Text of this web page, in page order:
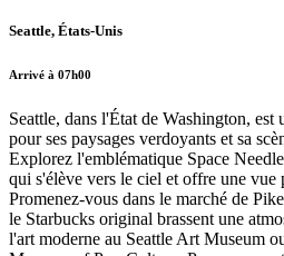
Seattle, États-Unis
Arrivé à 07h00
Seattle, dans l'État de Washington,
pour ses paysages verdoyants et sa
Explorez l'emblématique Space
qui s'élève vers le ciel et offre une vue
Promenez-vous dans le marché de
le Starbucks original brassent une
l'art moderne au Seattle Art Museum